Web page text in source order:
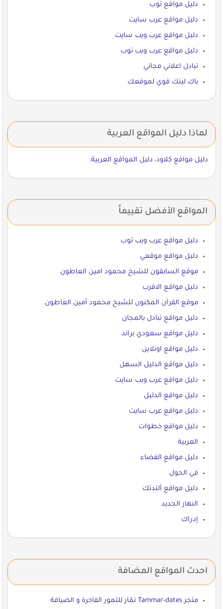
دليل مواقع توب
دليل مواقع عرب سايت
دليل مواقع عرب ويب سايت
دليل مواقع عرب ويب توب
تبادل اعلاني مجاني
باك لينك قوي لموقعك
لماذا دليل المواقع العربية
دليل مواقع كلاود، دليل المواقع العربية.
المواقع الأفضل تقييماً
دليل مواقع عرب ويب توب
دليل مواقع موقعي
موقع السابقون للشيخ محمود امين العاطون
دليل مواقع الاقرب
موقع القرآن المكنون للشيخ محمود أمين العاطون
دليل مواقع تبادل بالمجان
دليل مواقع سعودي براند
دليل مواقع اونلاين
دليل مواقع الدليل السهل
دليل مواقع عرب ويب سايت
دليل مواقع الدليل
دليل مواقع عرب سايت
دليل مواقع خطوات
العربية
دليل مواقع الفضاء
في الجول
دليل مواقع ألتدتك
النهار الجديد
إدراك
احدث المواقع المضافة
متجر Tammar-dates تمّار للتمور الفاخرة و الضيافة